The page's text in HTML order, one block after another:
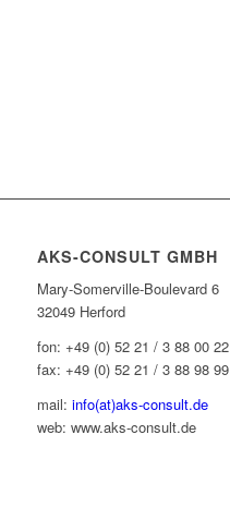
AKS-CONSULT GMBH
Mary-Somerville-Boulevard 6
32049 Herford
fon: +49 (0) 52 21 / 3 88 00 22
fax: +49 (0) 52 21 / 3 88 98 99
mail: info(at)aks-consult.de
web: www.aks-consult.de